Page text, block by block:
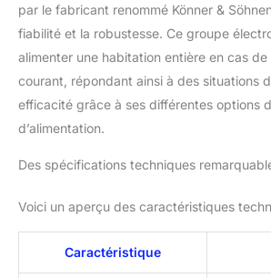
haute qualité
synchrone
enroulement
cuivre peut
aucun
électrogène.
tension
par le fabricant renommé Könner &
fiabilité et la robustesse. Ce groupe
alimenter une habitation entière en cas
courant, répondant ainsi à des situations
efficacité grâce à ses différentes options
d’alimentation.
Des spécifications techniques
Voici un aperçu des caractéristiques
Caractéristique